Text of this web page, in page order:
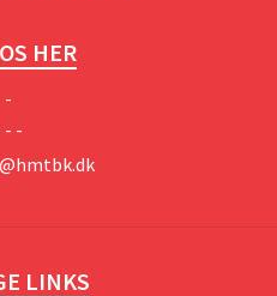
HER
-
- -
LINKS